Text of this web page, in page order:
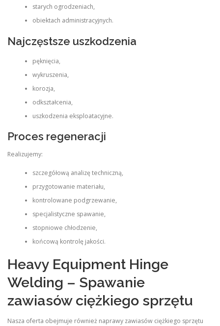
starych ogrodzeniach,
obiektach administracyjnych.
Najczęstsze uszkodzenia
pęknięcia,
wykruszenia,
korozja,
odkształcenia,
uszkodzenia eksploatacyjne.
Proces regeneracji
Realizujemy:
szczegółową analizę techniczną,
przygotowanie materiału,
kontrolowane podgrzewanie,
specjalistyczne spawanie,
stopniowe chłodzenie,
końcową kontrolę jakości.
Heavy Equipment Hinge
Welding – Spawanie
zawiasów ciężkiego sprzętu
Nasza oferta obejmuje również naprawy zawiasów ciężkiego sprzętu